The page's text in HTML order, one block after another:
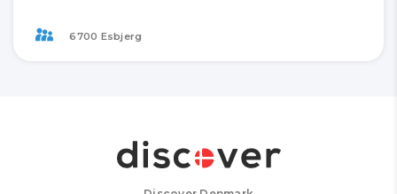
6700 Esbjerg